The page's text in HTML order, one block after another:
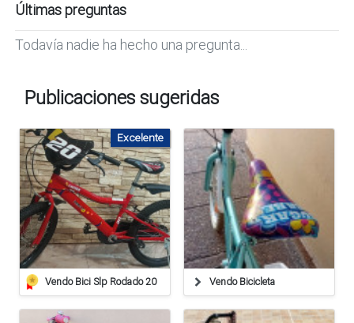
Últimas preguntas
Todavía nadie ha hecho una pregunta...
Publicaciones sugeridas
Vendo Bici Slp Rodado 20
Excelente
Vendo Bicicleta